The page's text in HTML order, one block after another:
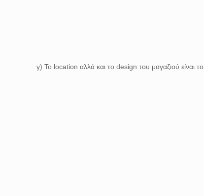
γ) Το location αλλά και το design του μαγαζιού είναι